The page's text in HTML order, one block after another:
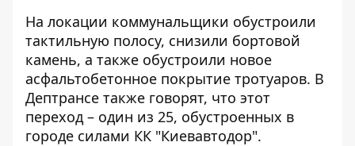
На локации коммунальщики обустроили
тактильную полосу, снизили бортовой
камень, а также обустроили новое
асфальтобетонное покрытие тротуаров. В
Дептрансе также говорят, что этот
переход – один из 25, обустроенных в
городе силами КК "Киевавтодор".